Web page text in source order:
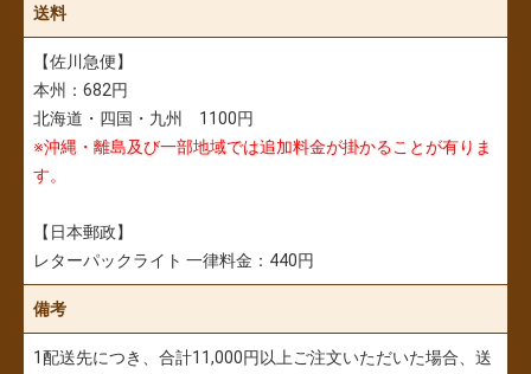
送料
【佐川急便】
本州：682円
北海道・四国・九州 1100円
※沖縄・離島及び一部地域では追加料金が掛かることが有りま
す。
【日本郵政】
レターパックライト 一律料金：440円
備考
1配送先につき、合計11,000円以上ご注文いただいた場合、送